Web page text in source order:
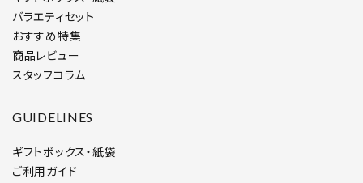
バラエティセット
おすすめ特集
商品レビュー
スタッフコラム
GUIDELINES
ギフトボックス・紙袋
ご利用ガイド